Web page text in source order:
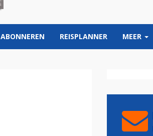
ABONNEREN REISPLANNER MEER